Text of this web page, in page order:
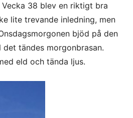
Vecka 38 blev en riktigt bra
lite trevande inledning, men
bjöd på den
tändes morgonbrasan.
eld och tända ljus.